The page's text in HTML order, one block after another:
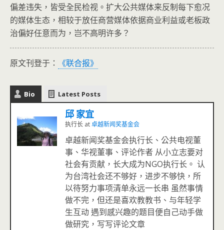
偏差违失，皆受全民检视。扩大公共媒体来反制每下愈况
的媒体生态，相较于放任商营媒体依据商业利益或老板政
治偏好任意而为，岂不高明许多？
原文刊登于： 《联合报》
Bio Latest Posts
邱 家宜
执行长 at卓越新闻奖基金会
卓越新闻奖基金会执行长、公共电视董
事、华视董事、评论作者 从小立志要对
社会有贡献，长大成为NGO执行长。 认
为台湾社会还不够好，进步不够快，所
以待努力事项清单永远一长串 虽然事情
做不完，但还是喜欢教教书、与年轻学
生互动 遇到感兴趣的题目便自己动手做
做研究，写写评论文章